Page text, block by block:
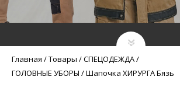
Главная /Товары /СПЕЦОДЕЖДА/
ГОЛОВНЫЕ УБОРЫ /Шапочка ХИРУРГА Бязь